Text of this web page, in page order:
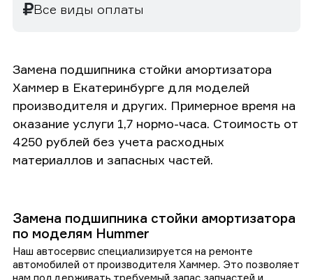
Все виды оплаты
Замена подшипника стойки амортизатора
Хаммер в Екатеринбурге для моделей
производителя и других. Примерное время на
оказание услуги 1,7 нормо-часа. Стоимость от
4250 рублей без учета расходных
материаллов и запасных частей.
Замена подшипника стойки амортизатора
по моделям Hummer
Наш автосервис специализируется на ремонте
автомобилей от производителя Хаммер. Это позволяет